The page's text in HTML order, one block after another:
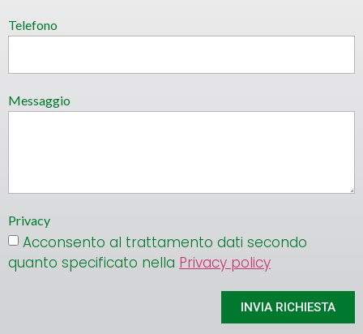
Telefono
Messaggio
Privacy
Acconsento al trattamento dati secondo
quanto specificato nella Privacy policy
INVIA RICHIESTA